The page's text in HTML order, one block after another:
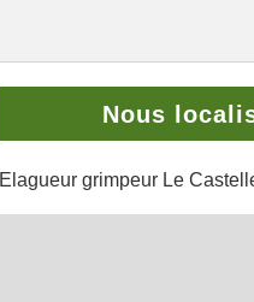
Nous
Elagueur grimpeur Le